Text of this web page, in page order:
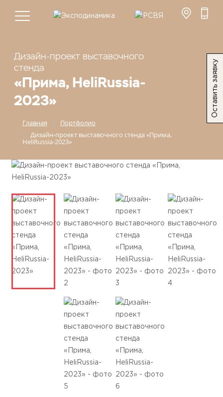
Главная
Портфолио
Дизайн-проект выставочного стенда «Прима,
HeliRussia-2023»
Дизайн-проект выставочного
стенда
«Прима, HeliRussia-
2023»
Оставить заявку